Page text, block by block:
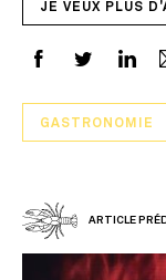
JE VEUX PLUS
GASTRONOMIE
ARTICLE